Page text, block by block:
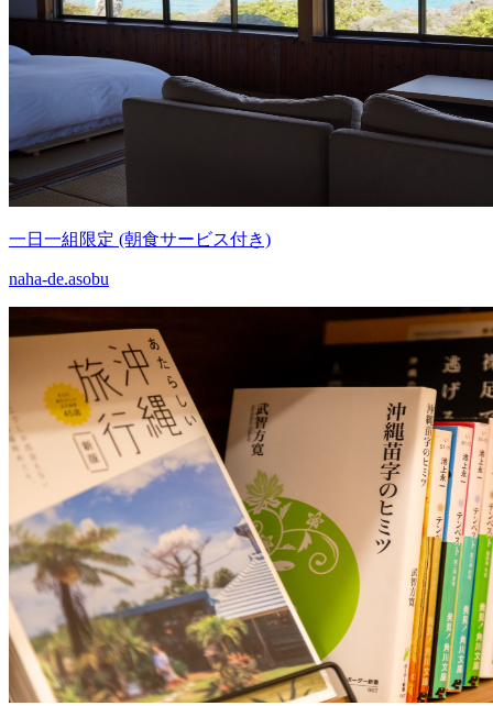
一日一組限定 (朝食サービス付き)
naha-de.asobu